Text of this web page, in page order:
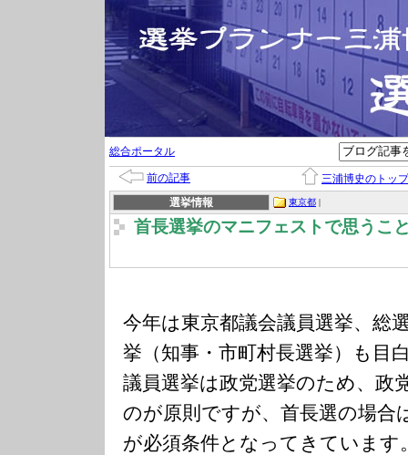
総合ポータル
前の記事
三浦博史のトップ
選挙情報
東京都 |
首長選挙のマニフェストで思うこ
今年は東京都議会議員選挙、総
挙（知事・市町村長選挙）も目
議員選挙は政党選挙のため、政
のが原則ですが、首長選の場合
が必須条件となってきていま